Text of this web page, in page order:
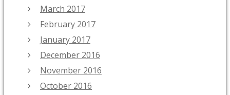
March 2017
February 2017
January 2017
December 2016
November 2016
October 2016